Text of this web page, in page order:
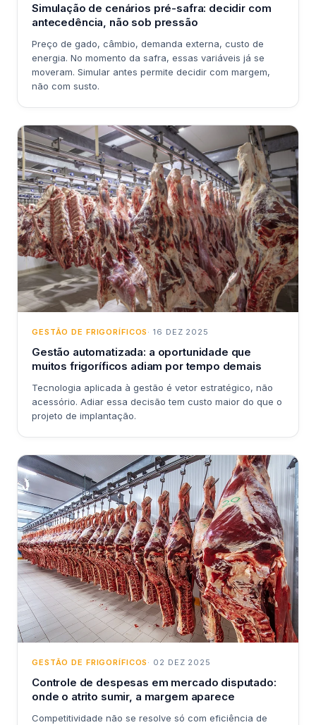
Simulação de cenários pré-safra: decidir com
antecedência, não sob pressão
Preço de gado, câmbio, demanda externa, custo de
energia. No momento da safra, essas variáveis já se
moveram. Simular antes permite decidir com margem,
não com susto.
GESTÃO DE FRIGORÍFICOS · 16 DEZ 2025
Gestão automatizada: a oportunidade que
muitos frigoríficos adiam por tempo demais
Tecnologia aplicada à gestão é vetor estratégico, não
acessório. Adiar essa decisão tem custo maior do que o
projeto de implantação.
GESTÃO DE FRIGORÍFICOS · 02 DEZ 2025
Controle de despesas em mercado disputado:
onde o atrito sumir, a margem aparece
Competitividade não se resolve só com eficiência de